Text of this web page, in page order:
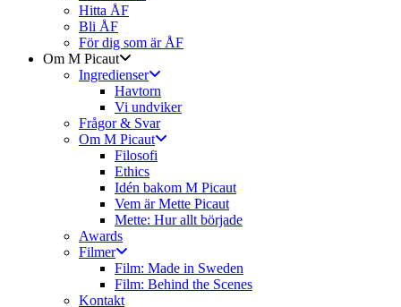
Hitta ÅF
Bli ÅF
För dig som är ÅF
Om M Picaut
Ingredienser
Havtorn
Vi undviker
Frågor & Svar
Om M Picaut
Filosofi
Ethics
Idén bakom M Picaut
Vem är Mette Picaut
Mette: Hur allt började
Awards
Filmer
Film: Made in Sweden
Film: Behind the Scenes
Kontakt